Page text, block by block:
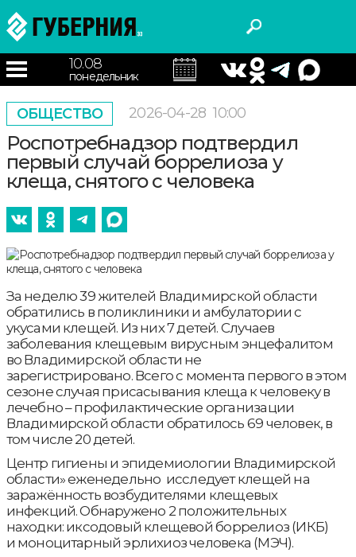
10.08
понедельник
ОБЩЕСТВО 2026-04-28 10:00
Роспотребнадзор подтвердил
первый случай боррелиоза у
клеща, снятого с человека
За неделю 39 жителей Владимирской области
обратились в поликлиники и амбулатории с
укусами клещей. Из них 7 детей. Случаев
заболевания клещевым вирусным энцефалитом
во Владимирской области не
зарегистрировано. Всего с момента первого в этом
сезоне случая присасывания клеща к человеку в
лечебно – профилактические организации
Владимирской области обратилось 69 человек, в
том числе 20 детей.
Центр гигиены и эпидемиологии Владимирской
области» еженедельно исследует клещей на
заражённость возбудителями клещевых
инфекций. Обнаружено 2 положительных
находки: иксодовый клещевой боррелиоз (ИКБ)
и моноцитарный эрлихиоз человека (МЭЧ).